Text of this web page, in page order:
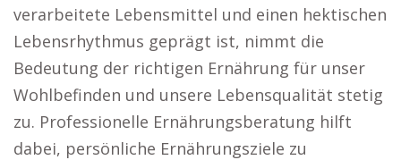
verarbeitete Lebensmittel und einen hektischen
Lebensrhythmus geprägt ist, nimmt die
Bedeutung der richtigen Ernährung für unser
Wohlbefinden und unsere Lebensqualität stetig
zu. Professionelle Ernährungsberatung hilft
dabei, persönliche Ernährungsziele zu